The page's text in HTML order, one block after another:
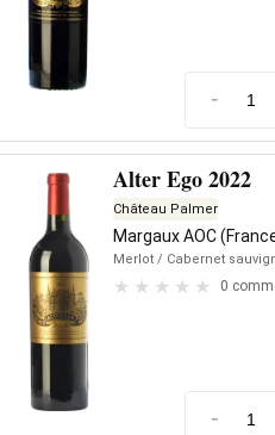
-
Alter Ego 2022
Château Palmer
Margaux AOC
Merlot / Cabernet
0
-